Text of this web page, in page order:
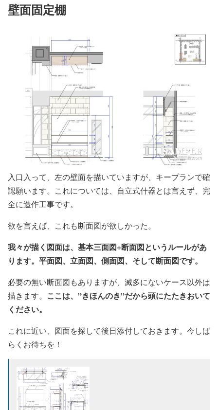
壁面固定棚
入口入って、左の壁面を描いていますが、キープランで確
認願います。これについては、自立式什器とは言えず、完
全に造作工事です。
欲を言えば、これも断面図が欲しかった。
我々が描く図面は、基本三面図+断面図というルールがあ
ります。平面図、立面図、側面図、そして断面図です。
必要の無い断面図もありますが、滅多にないケース以外は
描きます。 ここは、”きほんのき”だから頭にたたきおいて
ください。
これに近い、図面を探して後日添付しておきます。今しば
らくお待ちを！